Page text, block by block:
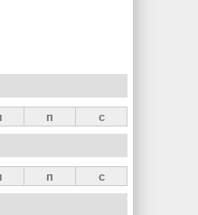
п с
п с